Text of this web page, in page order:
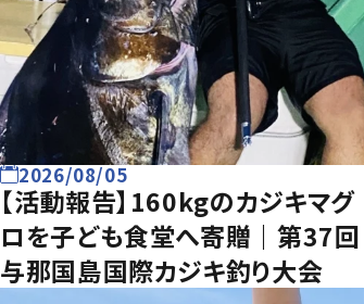
2026/08/05
【活動報告】160kgのカジキマグ
ロを子ども食堂へ寄贈｜第37回
与那国島国際カジキ釣り大会